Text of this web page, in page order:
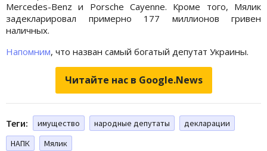
Mercedes-Benz и Porsche Cayenne. Кроме того, Мялик
задекларировал примерно 177 миллионов гривен
наличных.
Напомним, что назван самый богатый депутат Украины.
Читайте нас в Google.News
Теги: имущество народные депутаты
декларации
НАПК
Мялик